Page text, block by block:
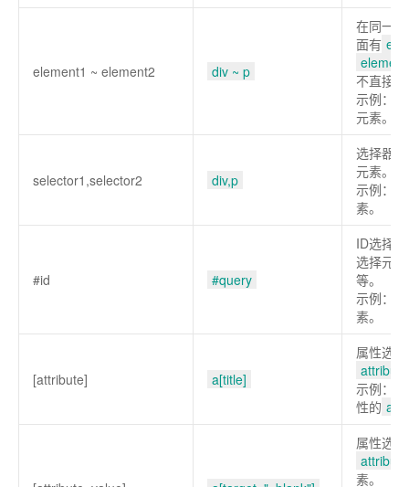
element1 ~ element2 div ~ p
在同一
面有
不直接
示例：
元素。
selector1,selector2 div,p
选择器
元素。
示例：
素。
#id #query
ID选择
选择元
等。
示例：
素。
[attribute] a[title]
属性选
attribute
示例：
性的 a
属性选
attribute
素。